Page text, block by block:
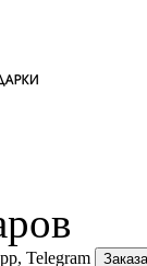
Telegram